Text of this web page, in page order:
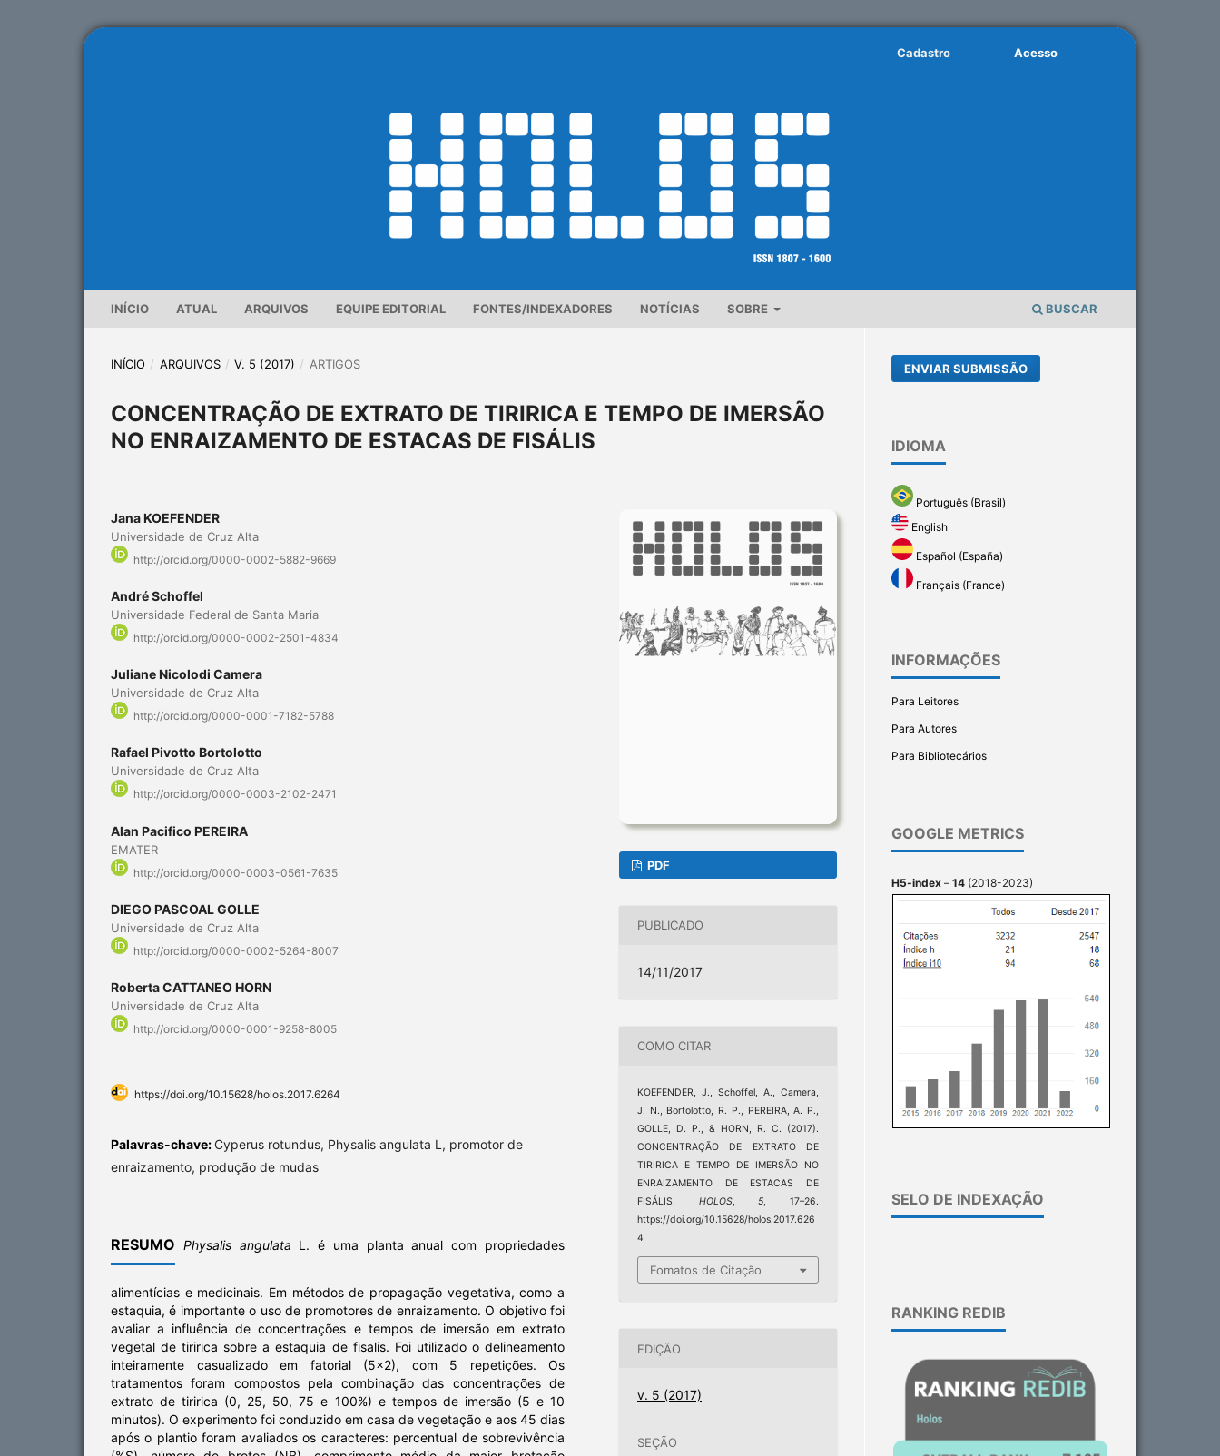
INÍCIO ATUAL ARQUIVOS EQUIPE EDITORIAL FONTES/INDEXADORES NOTÍCIAS SOBRE BUSCAR
Cadastro Acesso
INÍCIO / ARQUIVOS / V. 5 (2017) / ARTIGOS
CONCENTRAÇÃO DE EXTRATO DE TIRIRICA E TEMPO DE IMERSÃO
NO ENRAIZAMENTO DE ESTACAS DE FISÁLIS
Jana KOEFENDER
Universidade de Cruz Alta
http://orcid.org/0000-0002-5882-9669
André Schoffel
Universidade Federal de Santa Maria
http://orcid.org/0000-0002-2501-4834
Juliane Nicolodi Camera
Universidade de Cruz Alta
http://orcid.org/0000-0001-7182-5788
Rafael Pivotto Bortolotto
Universidade de Cruz Alta
http://orcid.org/0000-0003-2102-2471
Alan Pacifico PEREIRA
EMATER
http://orcid.org/0000-0003-0561-7635
DIEGO PASCOAL GOLLE
Universidade de Cruz Alta
http://orcid.org/0000-0002-5264-8007
Roberta CATTANEO HORN
Universidade de Cruz Alta
http://orcid.org/0000-0001-9258-8005
https://doi.org/10.15628/holos.2017.6264
Palavras-chave: Cyperus rotundus, Physalis angulata L, promotor de
enraizamento, produção de mudas
RESUMO Physalis angulata L. é uma planta anual com propriedades
alimentícias e medicinais. Em métodos de propagação vegetativa, como a
estaquia, é importante o uso de promotores de enraizamento. O objetivo foi
avaliar a influência de concentrações e tempos de imersão em extrato
vegetal de tiririca sobre a estaquia de fisalis. Foi utilizado o delineamento
inteiramente casualizado em fatorial (5x2), com 5 repetições. Os
tratamentos foram compostos pela combinação das concentrações de
extrato de tiririca (0, 25, 50, 75 e 100%) e tempos de imersão (5 e 10
minutos). O experimento foi conduzido em casa de vegetação e aos 45 dias
após o plantio foram avaliados os caracteres: percentual de sobrevivência
PDF
PUBLICADO
14/11/2017
COMO CITAR
KOEFENDER, J., Schoffel, A., Camera,
J. N., Bortolotto, R. P., PEREIRA, A. P.,
GOLLE, D. P., & HORN, R. C. (2017).
CONCENTRAÇÃO DE EXTRATO DE
TIRIRICA E TEMPO DE IMERSÃO NO
ENRAIZAMENTO DE ESTACAS DE
FISÁLIS. HOLOS,5 , 17–26.
https://doi.org/10.15628/holos.2017.626
4
Fomatos de Citação
EDIÇÃO
v. 5 (2017)
SEÇÃO
ENVIAR SUBMISSÃO
IDIOMA
Português (Brasil)
English
Español (España)
Français (France)
INFORMAÇÕES
Para Leitores
Para Autores
Para Bibliotecários
GOOGLE METRICS
H5-index – 14 (2018-2023)
SELO DE INDEXAÇÃO
RANKING REDIB